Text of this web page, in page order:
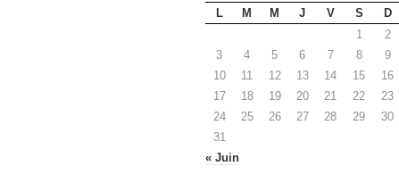
L M M J V S
D
1
2
3
4 5 6 7 8
9
10
11 12 13 14 15
16
17
18 19 20 21 22
23
24
25 26 27 28 29
30
31
« Juin